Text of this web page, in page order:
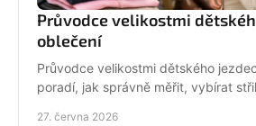
Průvodce velikostmi
oblečení
Průvodce velikostmi dětského
poradí, jak správně měřit, vybírat
27. června 2026